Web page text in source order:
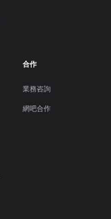
合作
業務咨詢
網吧合作